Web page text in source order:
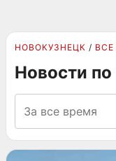
НОВОКУЗНЕЦК
Новости по